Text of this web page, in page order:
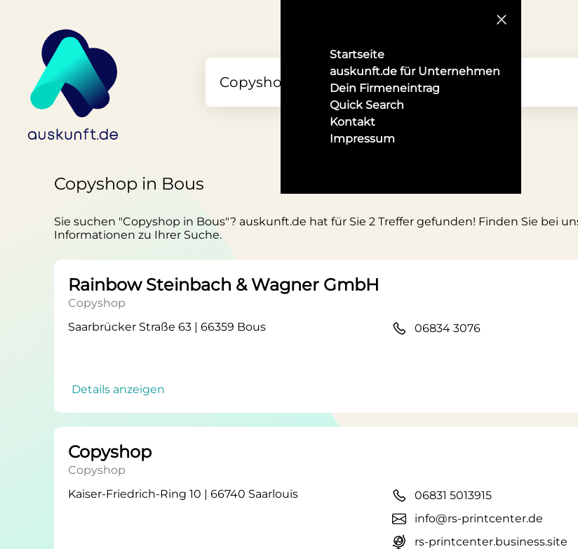
Startseite
auskunft.de für Unternehmen
Dein Firmeneintrag
Quick Search
Kontakt
Impressum
Copyshop in Bous
Sie suchen "Copyshop in Bous"? auskunft.de hat für Sie 2 Treffer gefunden! Finden Sie bei
Informationen zu Ihrer Suche.
Rainbow Steinbach & Wagner GmbH
Copyshop
Saarbrücker Straße 63 | 66359 Bous
Details anzeigen
06834 3076
Copyshop
Copyshop
Kaiser-Friedrich-Ring 10 | 66740 Saarlouis
06831 5013915
info@rs-printcenter.de
rs-printcenter.business.site